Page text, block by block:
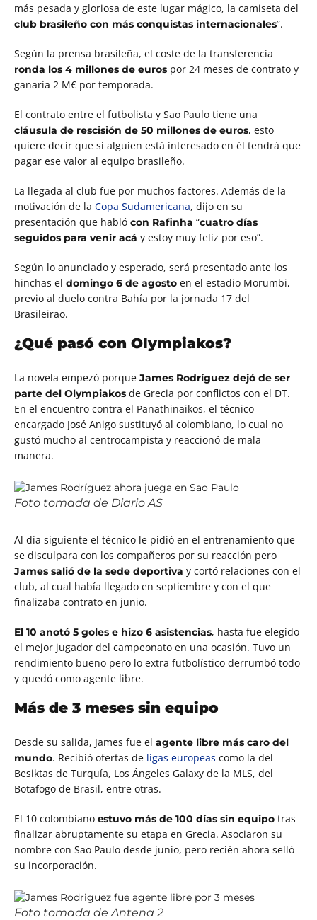
más pesada y gloriosa de este lugar mágico, la camiseta del
club brasileño con más conquistas internacionales”.
Según la prensa brasileña, el coste de la transferencia
ronda los 4 millones de euros por 24 meses de contrato y
ganaría 2 M€ por temporada.
El contrato entre el futbolista y Sao Paulo tiene una
cláusula de rescisión de 50 millones de euros, esto
quiere decir que si alguien está interesado en él tendrá que
pagar ese valor al equipo brasileño.
La llegada al club fue por muchos factores. Además de la
motivación de la Copa Sudamericana, dijo en su
presentación que habló con Rafinha “cuatro días
seguidos para venir acá y estoy muy feliz por eso”.
Según lo anunciado y esperado, será presentado ante los
hinchas el domingo 6 de agosto en el estadio Morumbi,
previo al duelo contra Bahía por la jornada 17 del
Brasileirao.
¿Qué pasó con Olympiakos?
La novela empezó porque James Rodríguez dejó de ser
parte del Olympiakos de Grecia por conflictos con el DT.
En el encuentro contra el Panathinaikos, el técnico
encargado José Anigo sustituyó al colombiano, lo cual no
gustó mucho al centrocampista y reaccionó de mala
manera.
Foto tomada de Diario AS
Al día siguiente el técnico le pidió en el entrenamiento que
se disculpara con los compañeros por su reacción pero
James salió de la sede deportiva y cortó relaciones con el
club, al cual había llegado en septiembre y con el que
finalizaba contrato en junio.
El 10 anotó 5 goles e hizo 6 asistencias, hasta fue elegido
el mejor jugador del campeonato en una ocasión. Tuvo un
rendimiento bueno pero lo extra futbolístico derrumbó todo
y quedó como agente libre.
Más de 3 meses sin equipo
Desde su salida, James fue el agente libre más caro del
mundo. Recibió ofertas de ligas europeas como la del
Besiktas de Turquía, Los Ángeles Galaxy de la MLS, del
Botafogo de Brasil, entre otras.
El 10 colombiano estuvo más de 100 días sin equipo tras
finalizar abruptamente su etapa en Grecia. Asociaron su
nombre con Sao Paulo desde junio, pero recién ahora selló
su incorporación.
Foto tomada de Antena 2